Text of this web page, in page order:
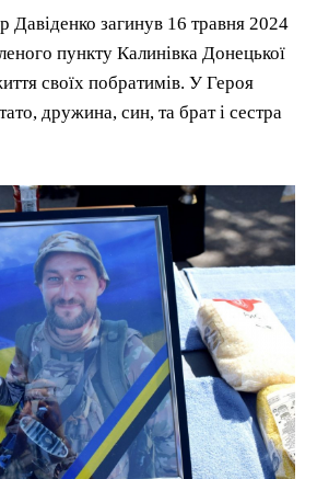
Давіденко загинув 16 травня 2024
пункту Калинівка Донецької
своїх побратимів. У Героя
дружина, син, та брат і сестра